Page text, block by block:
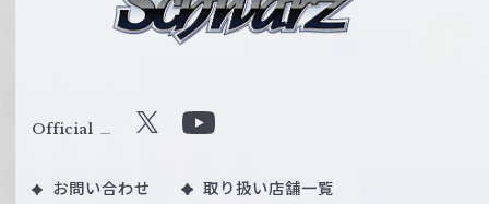
ル
Official X
u
お問い合わせ 取り扱い店舗一覧